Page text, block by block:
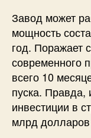
Завод может
мощность
год. Поражает
современного
всего 10
пуска.
инвестиции в
млрд